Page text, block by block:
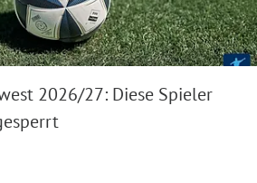
2026/27: Diese Spieler